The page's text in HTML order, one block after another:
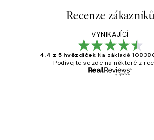
Recenze zákazníků
VYNIKAJÍCÍ
4.4 z 5 hvězdiček Na základě
Podívejte se zde na některé z